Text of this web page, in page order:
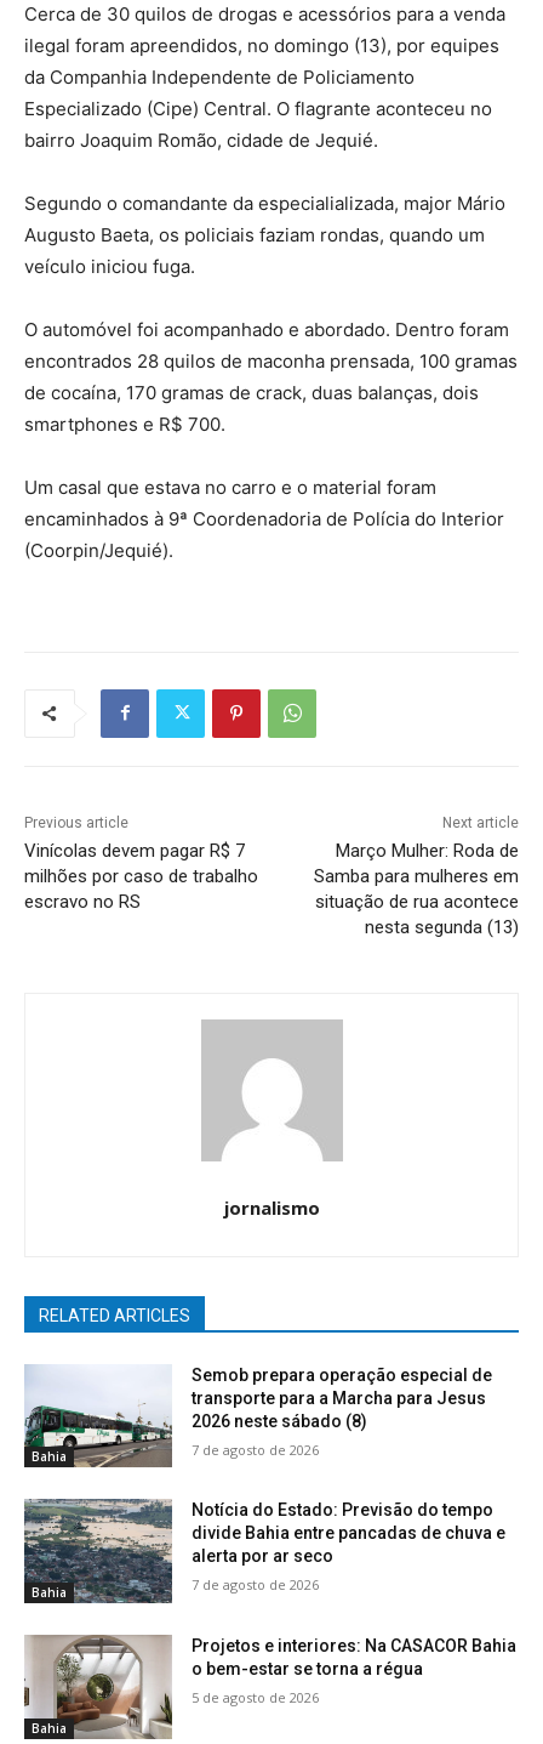
Cerca de 30 quilos de drogas e acessórios para a venda
ilegal foram apreendidos, no domingo (13), por equipes
da Companhia Independente de Policiamento
Especializado (Cipe) Central. O flagrante aconteceu no
bairro Joaquim Romão, cidade de Jequié.
Segundo o comandante da especialializada, major Mário
Augusto Baeta, os policiais faziam rondas, quando um
veículo iniciou fuga.
O automóvel foi acompanhado e abordado. Dentro foram
encontrados 28 quilos de maconha prensada, 100 gramas
de cocaína, 170 gramas de crack, duas balanças, dois
smartphones e R$ 700.
Um casal que estava no carro e o material foram
encaminhados à 9ª Coordenadoria de Polícia do Interior
(Coorpin/Jequié).
Previous article
Vinícolas devem pagar R$ 7
milhões por caso de trabalho
escravo no RS
Next article
Março Mulher: Roda de
Samba para mulheres em
situação de rua acontece
nesta segunda (13)
jornalismo
RELATED ARTICLES
Bahia
Semob prepara operação especial de
transporte para a Marcha para Jesus
2026 neste sábado (8)
7 de agosto de 2026
Bahia
Notícia do Estado: Previsão do tempo
divide Bahia entre pancadas de chuva e
alerta por ar seco
7 de agosto de 2026
Bahia
Projetos e interiores: Na CASACOR Bahia
o bem-estar se torna a régua
5 de agosto de 2026